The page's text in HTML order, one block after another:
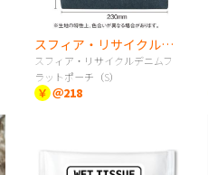
スフィア・リサイクルデニムフラットポーチ（S）
スフィア・リサイクルデニムフ
ラットポーチ（S）
￥ ＠218